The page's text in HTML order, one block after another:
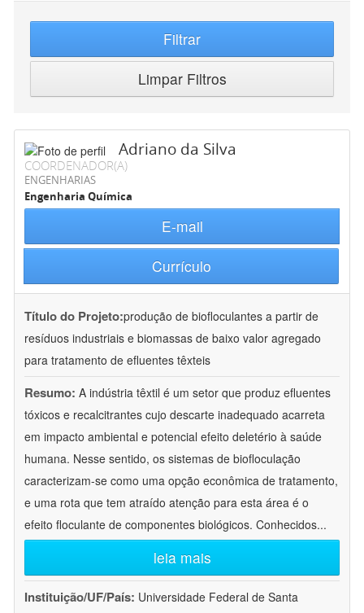
Filtrar
Limpar Filtros
Adriano da Silva
COORDENADOR(A)
ENGENHARIAS
Engenharia Química
E-mail
Currículo
Título do Projeto:produção de biofloculantes a partir de
resíduos industriais e biomassas de baixo valor agregado
para tratamento de efluentes têxteis
Resumo: A indústria têxtil é um setor que produz efluentes
tóxicos e recalcitrantes cujo descarte inadequado acarreta
em impacto ambiental e potencial efeito deletério à saúde
humana. Nesse sentido, os sistemas de biofloculação
caracterizam-se como uma opção econômica de tratamento,
e uma rota que tem atraído atenção para esta área é o
efeito floculante de componentes biológicos. Conhecidos...
leia mais
Instituição/UF/País: Universidade Federal de Santa